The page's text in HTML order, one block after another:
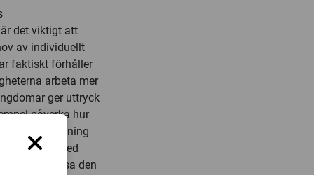
det viktigt att
av individuellt
faktiskt förhåller
arbeta mer
ger uttryck
påverka hur
utbildning
arbetar med
att begränsa den